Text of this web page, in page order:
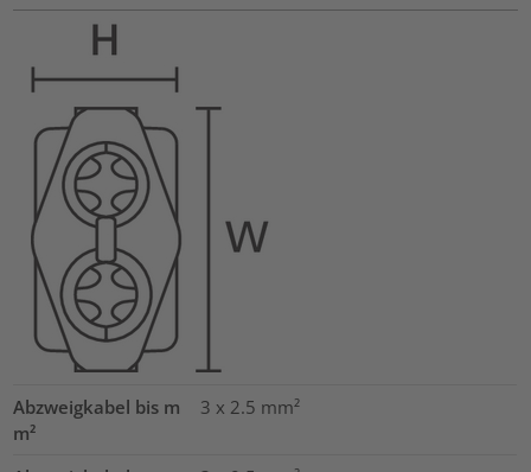
Abzweigkabel bis m
m²
3 x 2.5 mm²